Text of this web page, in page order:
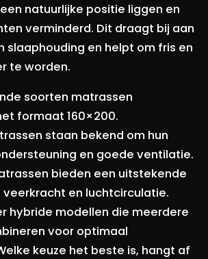
natuurlijke positie liggen en
verminderd. Dit draagt bij aan
slaaphouding en helpt om fris en
te worden.
soorten matrassen
formaat 160×200.
staan bekend om hun
en goede ventilatie.
bieden een uitstekende
en luchtcirculatie.
hybride modellen die meerdere
voor optimaal
keuze het beste is, hangt af